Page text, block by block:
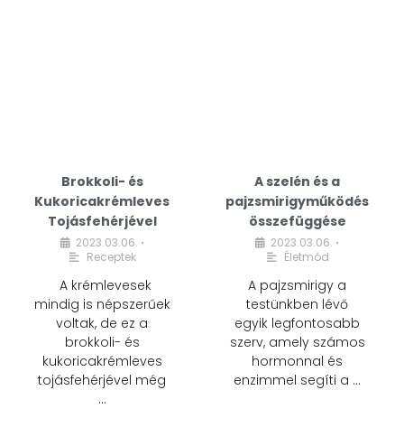
Brokkoli- és
Kukoricakrémleves
Tojásfehérjével
2023.03.06. •
Receptek
A krémlevesek
mindig is népszerűek
voltak, de ez a
brokkoli- és
kukoricakrémleves
tojásfehérjével még
…
A szelén és a
pajzsmirigyműködés
összefüggése
2023.03.06. •
Életmód
A pajzsmirigy a
testünkben lévő
egyik legfontosabb
szerv, amely számos
hormonnal és
enzimmel segíti a …